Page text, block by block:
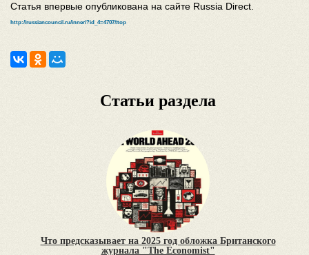
Статья впервые опубликована на сайте Russia Direct.
http://russiancouncil.ru/inner/?id_4=4707#top
Статьи раздела
Что предсказывает на 2025 год обложка Британского
журнала "The Economist"